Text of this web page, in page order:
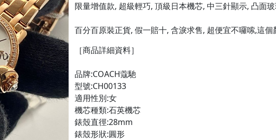
限量增值款, 超級輕巧, 頂級日本機芯, 中三針顯示, 凸面
百分百原裝正貨, 假一賠十, 含淚求售, 超便宜不囉嗦,這
［商品詳細資料］
品牌:COACH蔻馳
型號:CH00133
適用性別:女
機芯種類:石英機芯
錶殼直徑:28mm
錶殼形狀:圓形